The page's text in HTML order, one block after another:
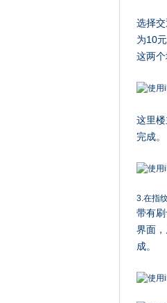
选择
为10
这两个
这里
完成。
3.在指
带有
界面
成。